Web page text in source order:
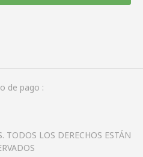
LOS DERECHOS ESTÁN
de pago :